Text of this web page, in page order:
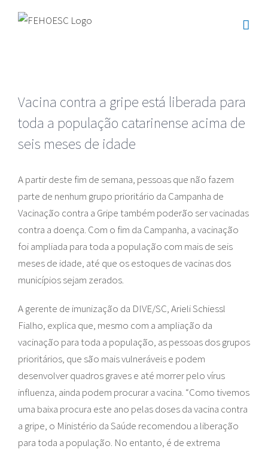
Vacina contra a gripe está liberada para
toda a população catarinense acima de
seis meses de idade
A partir deste fim de semana, pessoas que não fazem
parte de nenhum grupo prioritário da Campanha de
Vacinação contra a Gripe também poderão ser vacinadas
contra a doença. Com o fim da Campanha, a vacinação
foi ampliada para toda a população com mais de seis
meses de idade, até que os estoques de vacinas dos
municípios sejam zerados.
A gerente de imunização da DIVE/SC, Arieli Schiessl
Fialho, explica que, mesmo com a ampliação da
vacinação para toda a população, as pessoas dos grupos
prioritários, que são mais vulneráveis e podem
desenvolver quadros graves e até morrer pelo vírus
influenza, ainda podem procurar a vacina. “Como tivemos
uma baixa procura este ano pelas doses da vacina contra
a gripe, o Ministério da Saúde recomendou a liberação
para toda a população. No entanto, é de extrema